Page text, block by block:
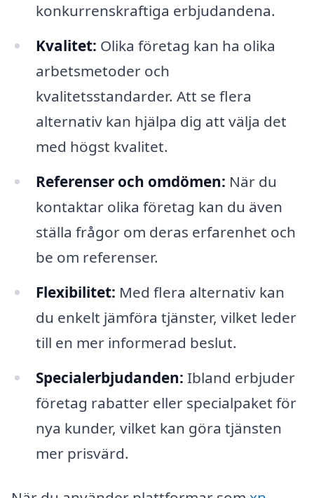
konkurrenskraftiga erbjudandena.
Kvalitet: Olika företag kan ha olika
arbetsmetoder och
kvalitetsstandarder. Att se flera
alternativ kan hjälpa dig att välja det
med högst kvalitet.
Referenser och omdömen: När du
kontaktar olika företag kan du även
ställa frågor om deras erfarenhet och
be om referenser.
Flexibilitet: Med flera alternativ kan
du enkelt jämföra tjänster, vilket leder
till en mer informerad beslut.
Specialerbjudanden: Ibland erbjuder
företag rabatter eller specialpaket för
nya kunder, vilket kan göra tjänsten
mer prisvärd.